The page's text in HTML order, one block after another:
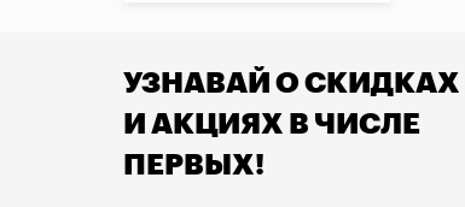
УЗНАВАЙ О СКИДКАХ
И АКЦИЯХ В ЧИСЛЕ
ПЕРВЫХ!